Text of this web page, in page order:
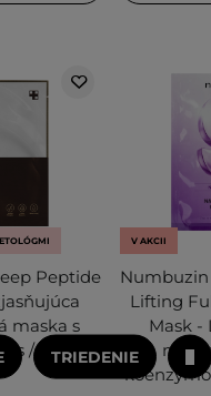
Peptide
maska s
ks / 27 ml
V AKCII
Numbuzin
Lifting
Mask -
TRIEDENIE